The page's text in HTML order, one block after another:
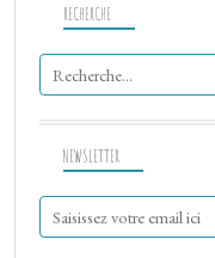
NEWSLETTER
RECHERCHE